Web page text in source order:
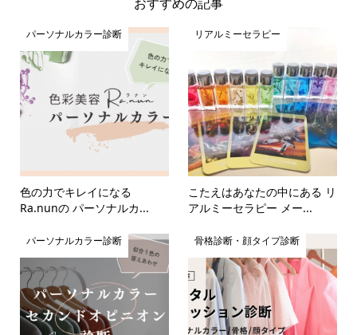
おすすめの記事
パーソナルカラー診断
色の力でキレイになる
Ra.nunの パーソナルカ...
リアルミーセラピー
こたえはあなたの中にある リ
アルミーセラピー メー...
パーソナルカラー診断 骨格診断・顔タイプ診断